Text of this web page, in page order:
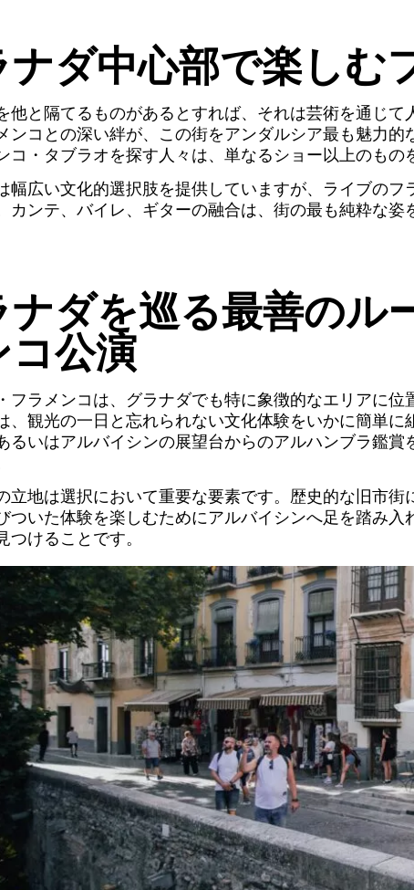
ナダ中心部で楽しむ
他と隔てるものがあるとすれば、それは芸術を通じ
ンコとの深い絆が、この街をアンダルシア最も魅力
コ・タブラオを探す人々は、単なるショー以上のも
幅広い文化的選択肢を提供していますが、ライブの
カンテ、バイレ、ギターの融合は、街の最も純粋な
ナダを巡る最善の
コ公演
フラメンコは、グラナダでも特に象徴的なエリアに
、観光の一日と忘れられない文化体験をいかに簡単
るいはアルバイシンの展望台からのアルハンブラ鑑
立地は選択において重要な要素です。歴史的な旧市
ついた体験を楽しむためにアルバイシンへ足を踏み
つけることです。